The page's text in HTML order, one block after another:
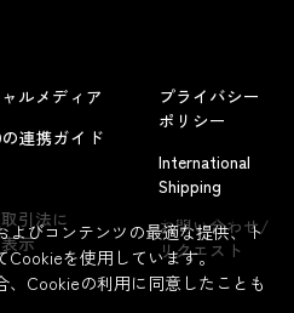
よくあるお問い合わせ
ルメディア
の連携ガイド
引法に
示
プライバシー
ポリシー
International
Shipping
お問い合わせ/
リクエスト
よびコンテンツの最適な提供、ト
Cookieを使用しています。
Cookieの利用に同意したことも